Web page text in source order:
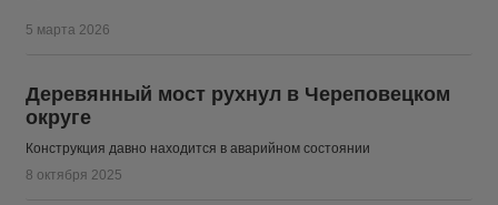
5 марта 2026
Деревянный мост рухнул в Череповецком
округе
Конструкция давно находится в аварийном состоянии
8 октября 2025